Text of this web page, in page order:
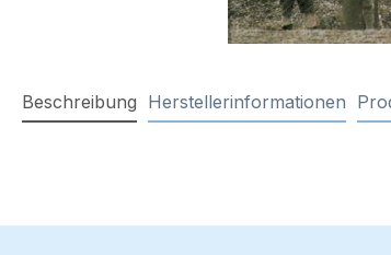
Beschreibung Herstellerinformationen